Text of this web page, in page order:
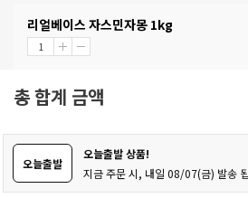
리얼베이스 자스민자몽 1kg
총 합계 금액
오늘출발
오늘출발 상품!
지금 주문 시, 내일 08/07(금) 발송